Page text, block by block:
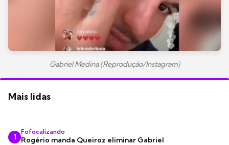
Gabriel Medina (Reprodução/Instagram)
Mais lidas
1
Fofocalizando
Rogério manda Queiroz eliminar Gabriel